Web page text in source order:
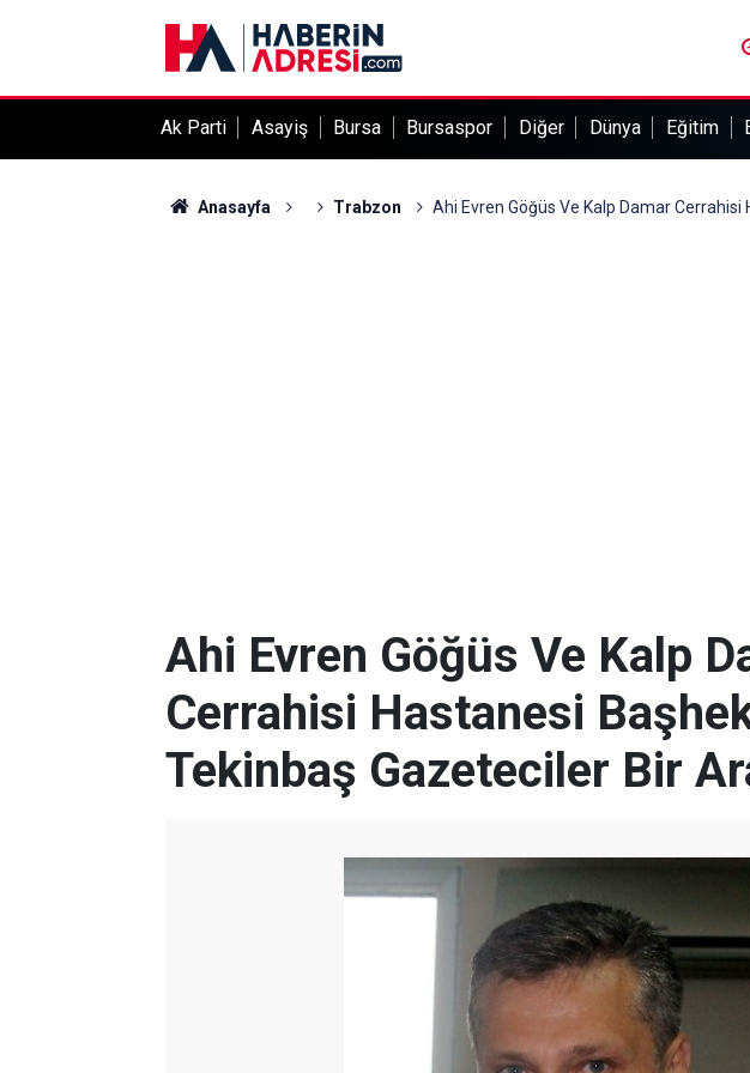
Ak Parti Asayiş Bursa Bursaspor Diğer Dünya Eğitim
Anasayfa Trabzon Ahi Evren Göğüs Ve Kalp Damar
Ahi Evren Göğüs Ve Kalp
Cerrahisi Hastanesi
Tekinbaş Gazeteciler Bir